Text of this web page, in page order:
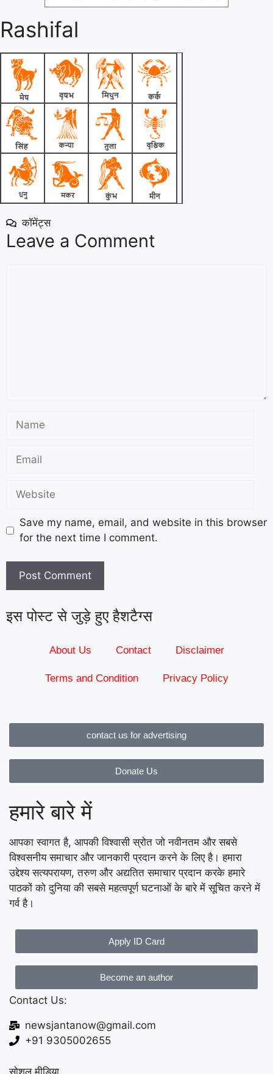
Rashifal
कॉमेंट्स
Leave a Comment
Save my name, email, and website in this browser
for the next time I comment.
इस पोस्ट से जुड़े हुए हैशटैग्स
About Us Contact Disclaimer
Terms and Condition Privacy Policy
contact us for advertising
Donate Us
हमारे बारे में
आपका स्वागत है, आपकी विश्वासी स्रोत जो नवीनतम और सबसे
विश्वसनीय समाचार और जानकारी प्रदान करने के लिए है। हमारा
उद्देश्य सत्यपरायण, तरुण और अद्यतित समाचार प्रदान करके हमारे
पाठकों को दुनिया की सबसे महत्वपूर्ण घटनाओं के बारे में सूचित करने में
गर्व है।
Apply ID Card
Become an author
Contact Us:
newsjantanow@gmail.com
+91 9305002655
सोशल मीडिया